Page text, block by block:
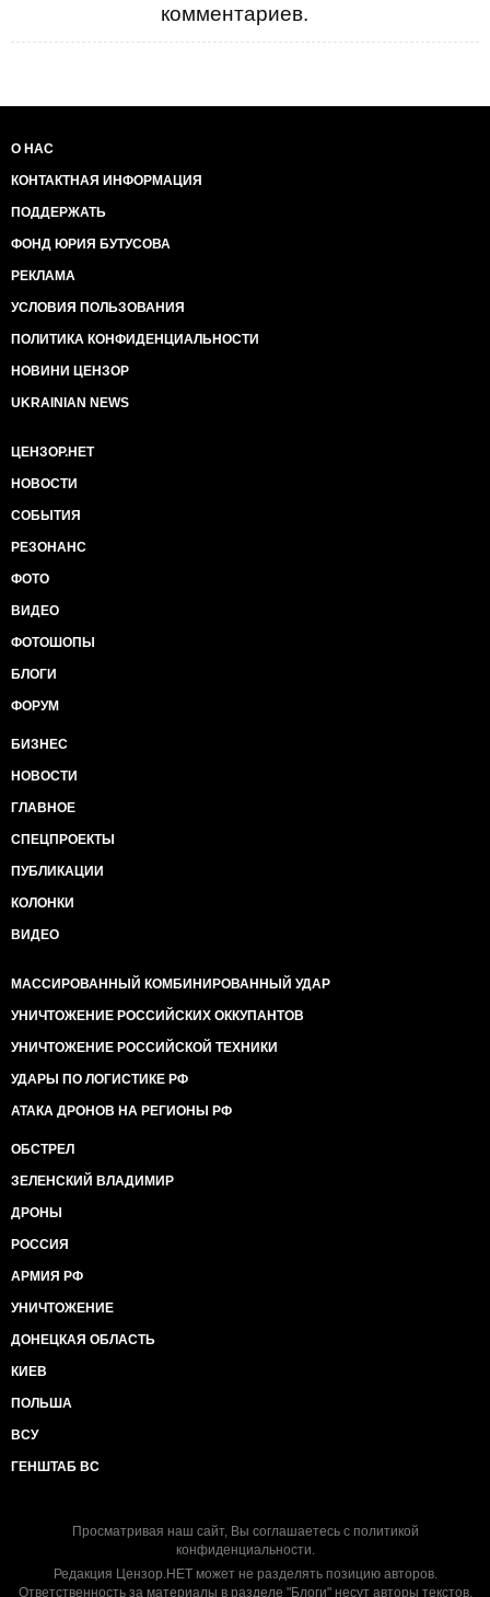
комментариев.
О НАС
КОНТАКТНАЯ ИНФОРМАЦИЯ
ПОДДЕРЖАТЬ
ФОНД ЮРИЯ БУТУСОВА
РЕКЛАМА
УСЛОВИЯ ПОЛЬЗОВАНИЯ
ПОЛИТИКА КОНФИДЕНЦИАЛЬНОСТИ
НОВИНИ ЦЕНЗОР
UKRAINIAN NEWS
ЦЕНЗОР.НЕТ
НОВОСТИ
СОБЫТИЯ
РЕЗОНАНС
ФОТО
ВИДЕО
ФОТОШОПЫ
БЛОГИ
ФОРУМ
БИЗНЕС
НОВОСТИ
ГЛАВНОЕ
СПЕЦПРОЕКТЫ
ПУБЛИКАЦИИ
КОЛОНКИ
ВИДЕО
МАССИРОВАННЫЙ КОМБИНИРОВАННЫЙ УДАР
УНИЧТОЖЕНИЕ РОССИЙСКИХ ОККУПАНТОВ
УНИЧТОЖЕНИЕ РОССИЙСКОЙ ТЕХНИКИ
УДАРЫ ПО ЛОГИСТИКЕ РФ
АТАКА ДРОНОВ НА РЕГИОНЫ РФ
ОБСТРЕЛ
ЗЕЛЕНСКИЙ ВЛАДИМИР
ДРОНЫ
РОССИЯ
АРМИЯ РФ
УНИЧТОЖЕНИЕ
ДОНЕЦКАЯ ОБЛАСТЬ
КИЕВ
ПОЛЬША
ВСУ
ГЕНШТАБ ВС
Просматривая наш сайт, Вы соглашаетесь с политикой
конфиденциальности.
Редакция Цензор.НЕТ может не разделять позицию авторов.
Ответственность за материалы в разделе "Блоги" несут авторы текстов.